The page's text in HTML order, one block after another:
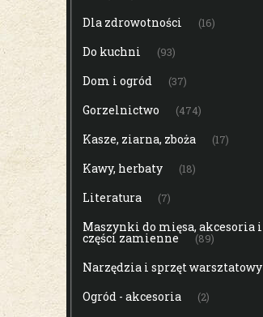
Dla zdrowotności (16)
Do kuchni (93)
Dom i ogród (37)
Gorzelnictwo (474)
Kasze, ziarna, zboża (17)
Kawy, herbaty (18)
Literatura (7)
Maszynki do mięsa, akcesoria i
części zamienne (89)
Narzędzia i sprzęt warsztatowy
Ogród - akcesoria (2)